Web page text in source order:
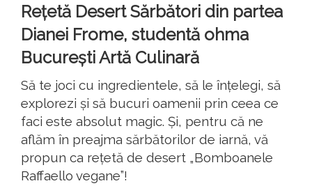
Rețetă Desert Sărbători din partea
Dianei Frome, studentă ohma
București Artă Culinară
Să te joci cu ingredientele, să le înțelegi, să
explorezi și să bucuri oamenii prin ceea ce
faci este absolut magic. Și, pentru că ne
aflăm în preajma sărbătorilor de iarnă, vă
propun ca rețetă de desert „Bomboanele
Raffaello vegane”!